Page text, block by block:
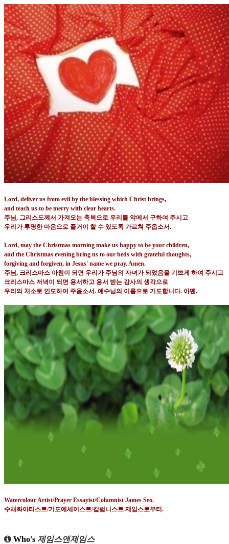
Lord, deliver us from evil by the blessing which Christ brings,
and teach us to be merry with clear hearts.
주님, 그리스도께서 가져오는 축복으로 우리를 악에서 구하여 주시고
우리가 투명한 마음으로 즐거이 할 수 있도록 가르쳐 주옵소서.
Lord, may the Christmas morning make us happy to be your children,
and the Christmas evening bring us to our beds with grateful thoughts,
forgiving and forgiven, in Jesus' name we pray. Amen.
주님, 크리스마스 아침이 되면 우리가 주님의 자녀가 되었음을 기쁘게 하여 주시고
크리스마스 저녁이 되면 용서하고 용서 받는 감사의 생각으로
우리의 처소로 인도하여 주옵소서. 예수님의 이름으로 기도합니다. 아멘.
Watercolour Artist/Prayer Essayist/Columnist James Seo.
수채화아티스트/기도에세이스트/칼럼니스트 제임스로부터.
Who's 제임스앤제임스